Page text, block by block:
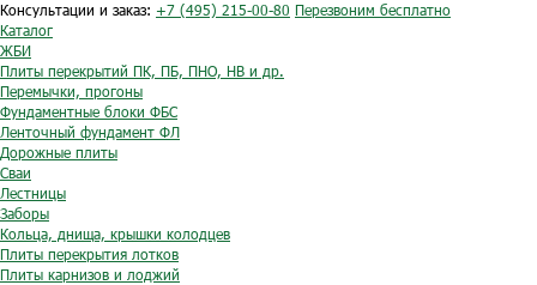
Консультации и заказ: +7 (495) 215-00-80 Перезвоним бесплатно
Каталог
ЖБИ
Плиты перекрытий ПК, ПБ, ПНО, НВ и др.
Перемычки, прогоны
Фундаментные блоки ФБС
Ленточный фундамент ФЛ
Дорожные плиты
Сваи
Лестницы
Заборы
Кольца, днища, крышки колодцев
Плиты перекрытия лотков
Плиты карнизов и лоджий